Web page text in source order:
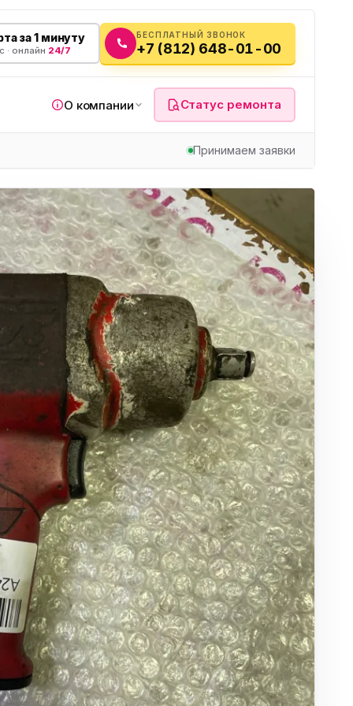
за 1 минуту
· онлайн 24/7
БЕСПЛАТНЫЙ ЗВОНОК
+7 (812) 648-01-00
О компании Статус ремонта
Принимаем заявки